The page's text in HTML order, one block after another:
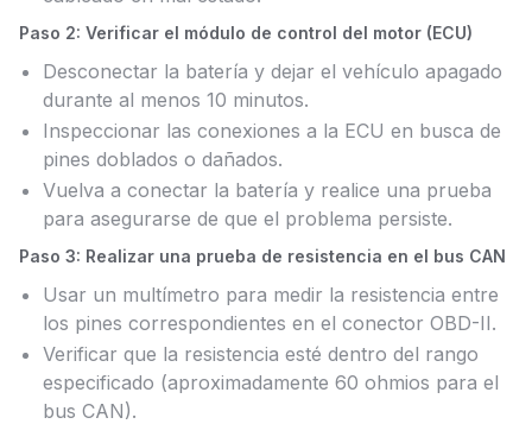
Paso 2: Verificar el módulo de control del motor (ECU)
Desconectar la batería y dejar el vehículo apagado
durante al menos 10 minutos.
Inspeccionar las conexiones a la ECU en busca de
pines doblados o dañados.
Vuelva a conectar la batería y realice una prueba
para asegurarse de que el problema persiste.
Paso 3: Realizar una prueba de resistencia en el bus CAN
Usar un multímetro para medir la resistencia entre
los pines correspondientes en el conector OBD-II.
Verificar que la resistencia esté dentro del rango
especificado (aproximadamente 60 ohmios para el
bus CAN).